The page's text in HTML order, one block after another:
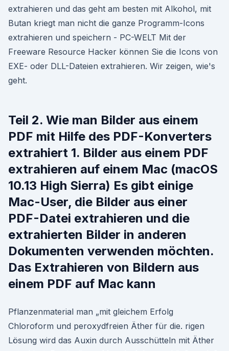
extrahieren und das geht am besten mit Alkohol, mit
Butan kriegt man nicht die ganze Programm-Icons
extrahieren und speichern - PC-WELT Mit der
Freeware Resource Hacker können Sie die Icons von
EXE- oder DLL-Dateien extrahieren. Wir zeigen, wie's
geht.
Teil 2. Wie man Bilder aus einem
PDF mit Hilfe des PDF-Konverters
extrahiert 1. Bilder aus einem PDF
extrahieren auf einem Mac (macOS
10.13 High Sierra) Es gibt einige
Mac-User, die Bilder aus einer
PDF-Datei extrahieren und die
extrahierten Bilder in anderen
Dokumenten verwenden möchten.
Das Extrahieren von Bildern aus
einem PDF auf Mac kann
Pflanzenmaterial man „mit gleichem Erfolg
Chloroform und peroxydfreien Äther für die. rigen
Lösung wird das Auxin durch Ausschütteln mit Äther